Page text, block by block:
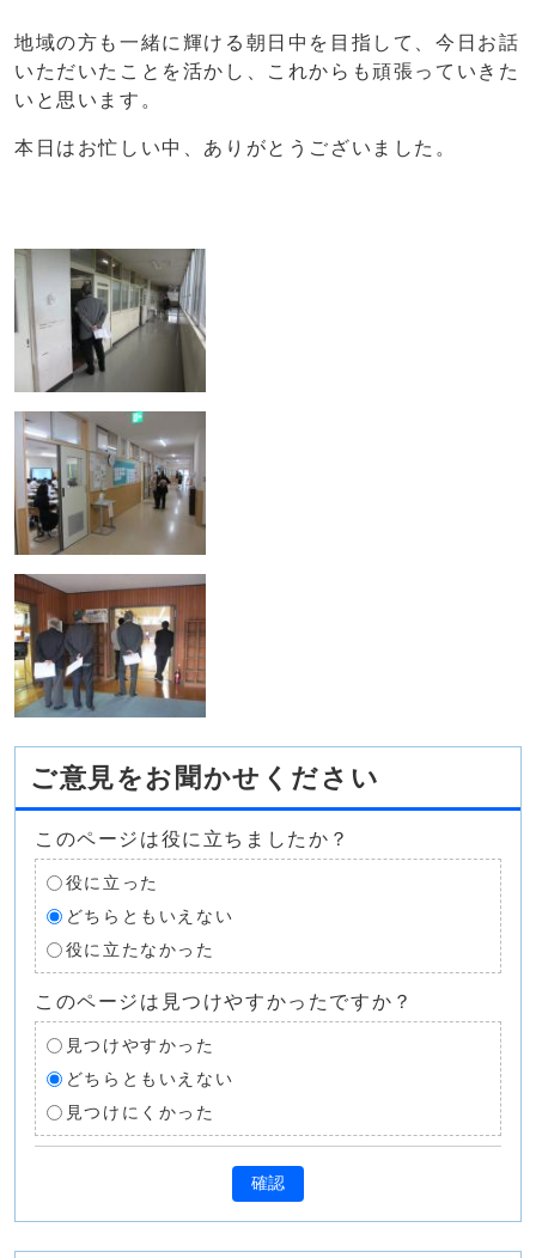
地域の方も一緒に輝ける朝日中を目指して、今日お話
いただいたことを活かし、これからも頑張っていきた
いと思います。
本日はお忙しい中、ありがとうございました。
ご意見をお聞かせください
このページは役に立ちましたか？
役に立った
どちらともいえない
役に立たなかった
このページは見つけやすかったですか？
見つけやすかった
どちらともいえない
見つけにくかった
確認